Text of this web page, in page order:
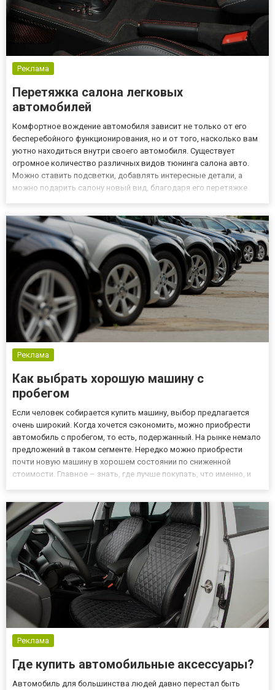
Реклама
Перетяжка салона легковых
автомобилей
Комфортное вождение автомобиля зависит не только от его
бесперебойного функционирования, но и от того, насколько вам
уютно находиться внутри своего автомобиля. Существует
огромное количество различных видов тюнинга салона авто.
Можно ставить подсветки, добавлять интересные детали, а
можно подарить салону новый вид, благодаря его перетяжке
современных автол...
Реклама
Как выбрать хорошую машину с
пробегом
Если человек собирается купить машину, выбор предлагается
очень широкий. Когда хочется сэкономить, можно приобрести
автомобиль с пробегом, то есть, подержанный. На рынке немало
предложений в таком сегменте. Нередко можно приобрести
почти новую машину в хорошем состоянии по сниженной
стоимости. Главное – знать, где лучше покупать, что именно, и
услуга...
Реклама
Где купить автомобильные аксессуары?
Автомобиль для большинства людей давно перестал быть